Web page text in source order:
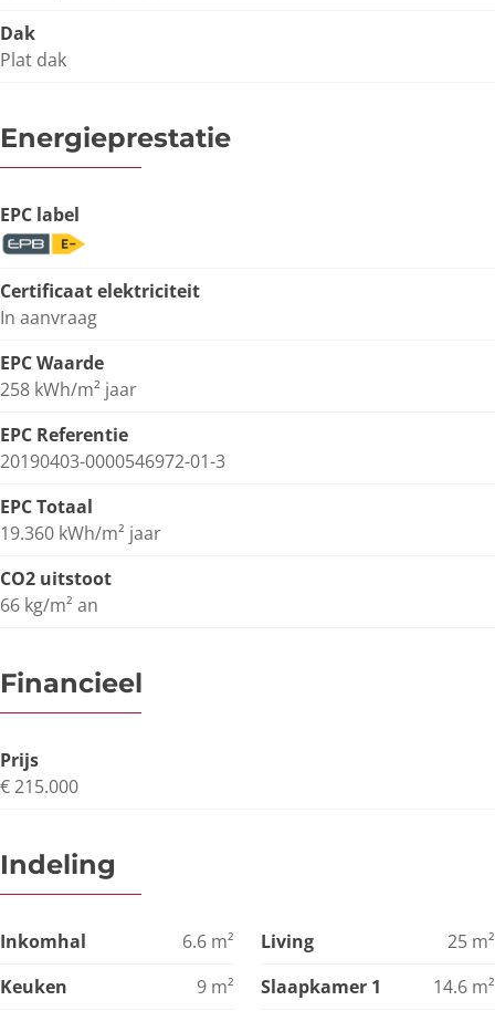
Dak
Plat dak
Energieprestatie
EPC label
Certificaat elektriciteit
In aanvraag
EPC Waarde
258 kWh/m² jaar
EPC Referentie
20190403-0000546972-01-3
EPC Totaal
19.360 kWh/m² jaar
CO2 uitstoot
66 kg/m² an
Financieel
Prijs
€ 215.000
Indeling
Inkomhal 6.6 m² Living 25 m²
Keuken
9 m² Slaapkamer 1 14.6 m²